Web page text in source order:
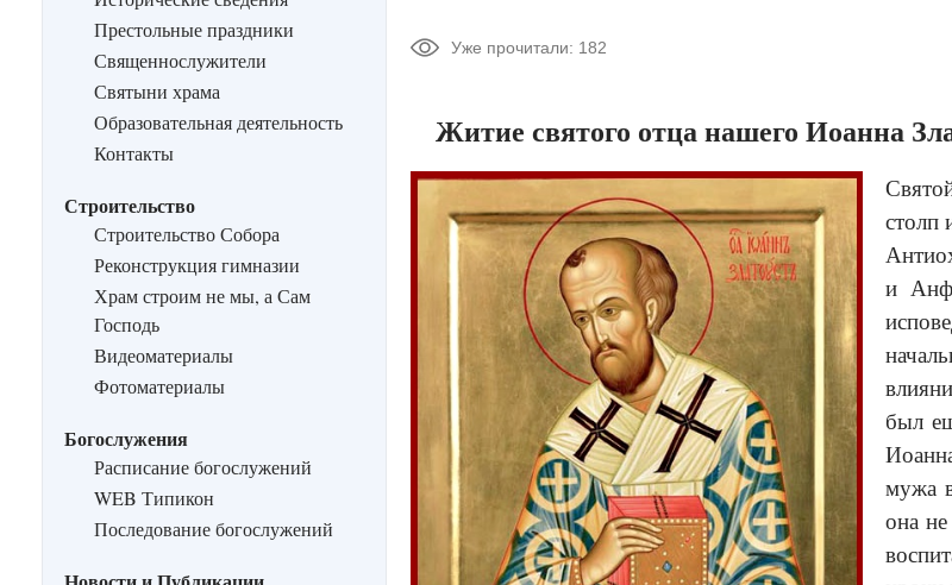
Престольные праздники
Священнослужители
Святыни храма
Образовательная деятельность
Контакты
Строительство
Строительство Собора
Реконструкция гимназии
Храм строим не мы, а Сам
Господь
Видеоматериалы
Фотоматериалы
Богослужения
Расписание богослужений
WEB Типикон
Последование богослужений
Уже прочитали: 182
Житие святого отца нашего Иоанна
столп
и
был
мужа
она